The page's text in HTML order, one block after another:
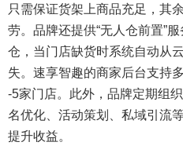
只需保证货架上商品充足，其
劳。品牌还提供“无人仓前置”
仓，当门店缺货时系统自动从
失。速享智趣的商家后台支持
-5家门店。此外，品牌定期组
名优化、活动策划、私域引流
提升收益。